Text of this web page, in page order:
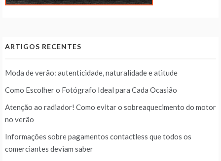
ARTIGOS RECENTES
Moda de verão: autenticidade, naturalidade e atitude
Como Escolher o Fotógrafo Ideal para Cada Ocasião
Atenção ao radiador! Como evitar o sobreaquecimento do motor
no verão
Informações sobre pagamentos contactless que todos os
comerciantes deviam saber